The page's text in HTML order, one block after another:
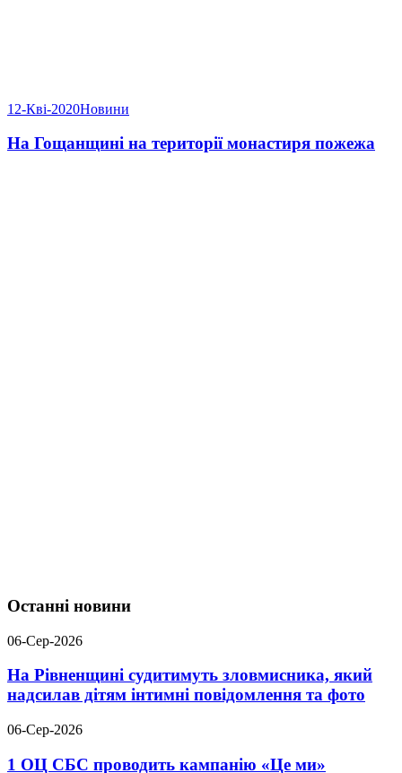
12-Кві-2020Новини
На Гощанщині на території монастиря пожежа
Останні новини
06-Сер-2026
На Рівненщині судитимуть зловмисника, який
надсилав дітям інтимні повідомлення та фото
06-Сер-2026
1 ОЦ СБС проводить кампанію «Це ми»